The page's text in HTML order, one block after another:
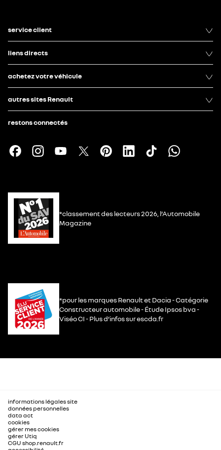
service client
liens directs
achetez votre véhicule
autres sites Renault
restons connectés
*classement des lecteurs 2026, l’Automobile
Magazine
*pour les marques Renault et Dacia - Catégorie
Constructeur automobile - Étude Ipsos bva -
Viséo CI - Plus d’infos sur escda.fr
informations légales site
données personnelles
data act
cookies
gérer mes cookies
gérer Utiq
CGU shop.renault.fr